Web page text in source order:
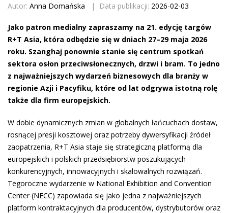
Autor: Anna Domańska | Data publikacji: 2026-02-03
Jako patron medialny zapraszamy na 21. edycję targów
R+T Asia, która odbędzie się w dniach 27–29 maja 2026
roku. Szanghaj ponownie stanie się centrum spotkań
sektora osłon przeciwsłonecznych, drzwi i bram. To jedno
z najważniejszych wydarzeń biznesowych dla branży w
regionie Azji i Pacyfiku, które od lat odgrywa istotną rolę
także dla firm europejskich.
W dobie dynamicznych zmian w globalnych łańcuchach dostaw,
rosnącej presji kosztowej oraz potrzeby dywersyfikacji źródeł
zaopatrzenia, R+T Asia staje się strategiczną platformą dla
europejskich i polskich przedsiębiorstw poszukujących
konkurencyjnych, innowacyjnych i skalowalnych rozwiązań.
Tegoroczne wydarzenie w National Exhibition and Convention
Center (NECC) zapowiada się jako jedna z najważniejszych
platform kontraktacyjnych dla producentów, dystrybutorów oraz